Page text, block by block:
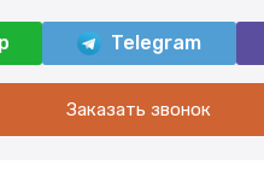
Telegram
Заказать звонок